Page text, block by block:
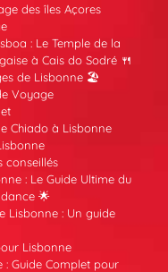
des îles Açores
: Le Temple de la
à Cais do Sodré 🍴
de Lisbonne 🏖️
Voyage
Chiado à Lisbonne
conseillés
: Le Guide Ultime du
🌟
Lisbonne : Un guide
Lisbonne
: Guide Complet pour